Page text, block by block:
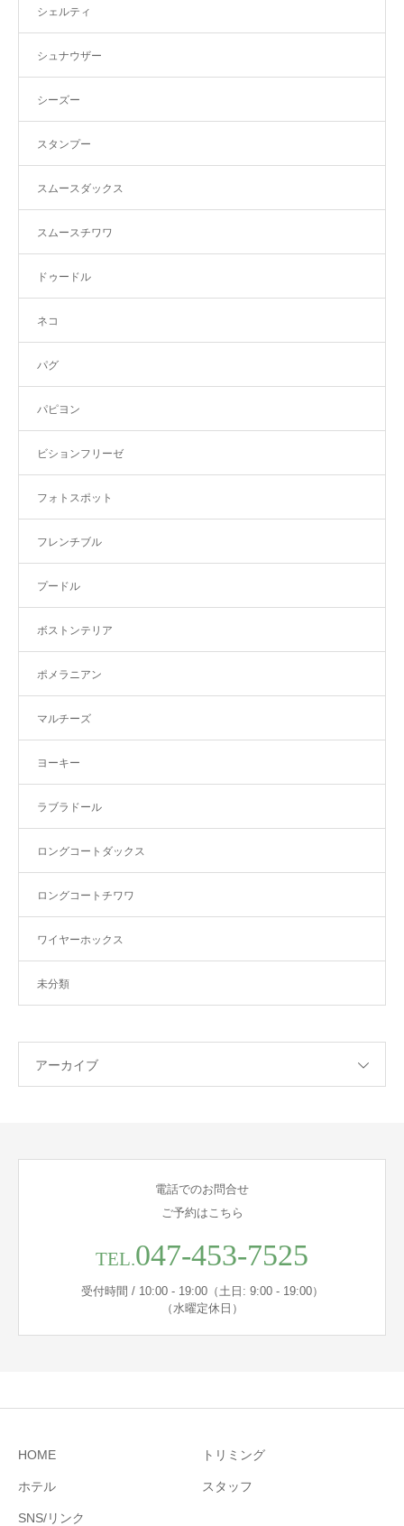
シェルティ
シュナウザー
シーズー
スタンプー
スムースダックス
スムースチワワ
ドゥードル
ネコ
パグ
パピヨン
ビションフリーゼ
フォトスポット
フレンチブル
プードル
ボストンテリア
ポメラニアン
マルチーズ
ヨーキー
ラブラドール
ロングコートダックス
ロングコートチワワ
ワイヤーホックス
未分類
アーカイブ
電話でのお問合せ
ご予約はこちら
TEL.047-453-7525
受付時間 / 10:00 - 19:00（土日: 9:00 - 19:00）
（水曜定休日）
HOME トリミング
ホテル スタッフ
SNS/リンク